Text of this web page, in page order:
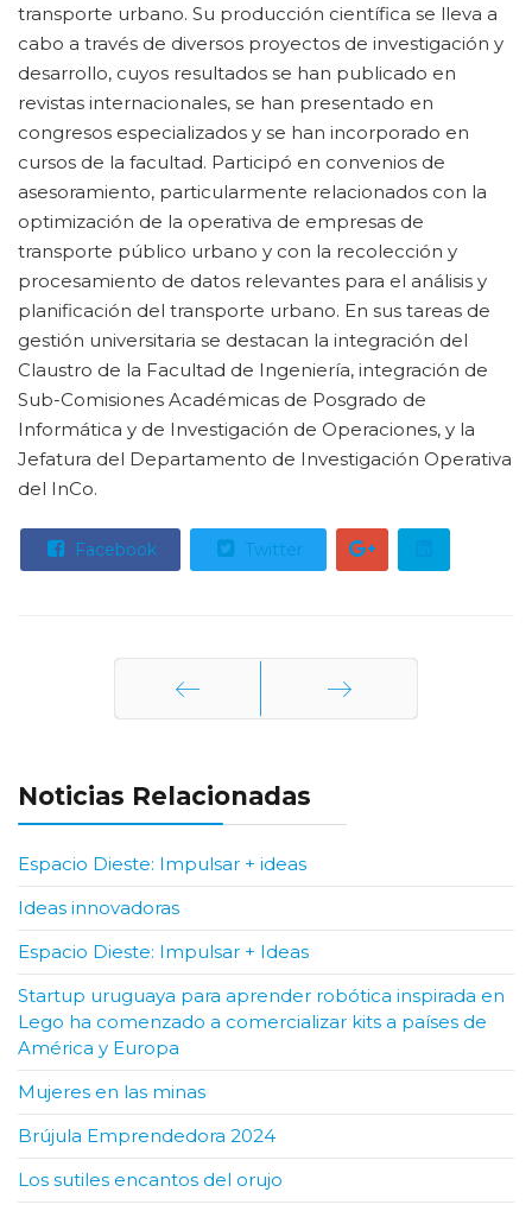
transporte urbano. Su producción científica se lleva a
cabo a través de diversos proyectos de investigación y
desarrollo, cuyos resultados se han publicado en
revistas internacionales, se han presentado en
congresos especializados y se han incorporado en
cursos de la facultad. Participó en convenios de
asesoramiento, particularmente relacionados con la
optimización de la operativa de empresas de
transporte público urbano y con la recolección y
procesamiento de datos relevantes para el análisis y
planificación del transporte urbano. En sus tareas de
gestión universitaria se destacan la integración del
Claustro de la Facultad de Ingeniería, integración de
Sub-Comisiones Académicas de Posgrado de
Informática y de Investigación de Operaciones, y la
Jefatura del Departamento de Investigación Operativa
del InCo.
Facebook Twitter
Noticias Relacionadas
Espacio Dieste: Impulsar + ideas
Ideas innovadoras
Espacio Dieste: Impulsar + Ideas
Startup uruguaya para aprender robótica inspirada en
Lego ha comenzado a comercializar kits a países de
América y Europa
Mujeres en las minas
Brújula Emprendedora 2024
Los sutiles encantos del orujo